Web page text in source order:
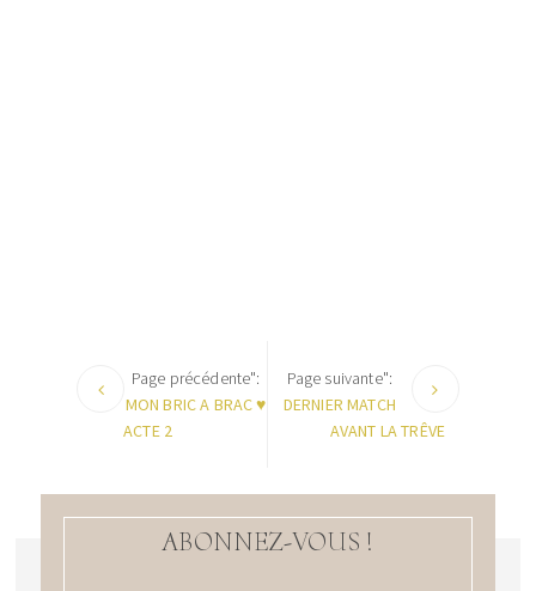
Page précédente":
MON BRIC A BRAC ♥
ACTE 2
Page suivante":
DERNIER MATCH
AVANT LA TRÊVE
ABONNEZ-VOUS !